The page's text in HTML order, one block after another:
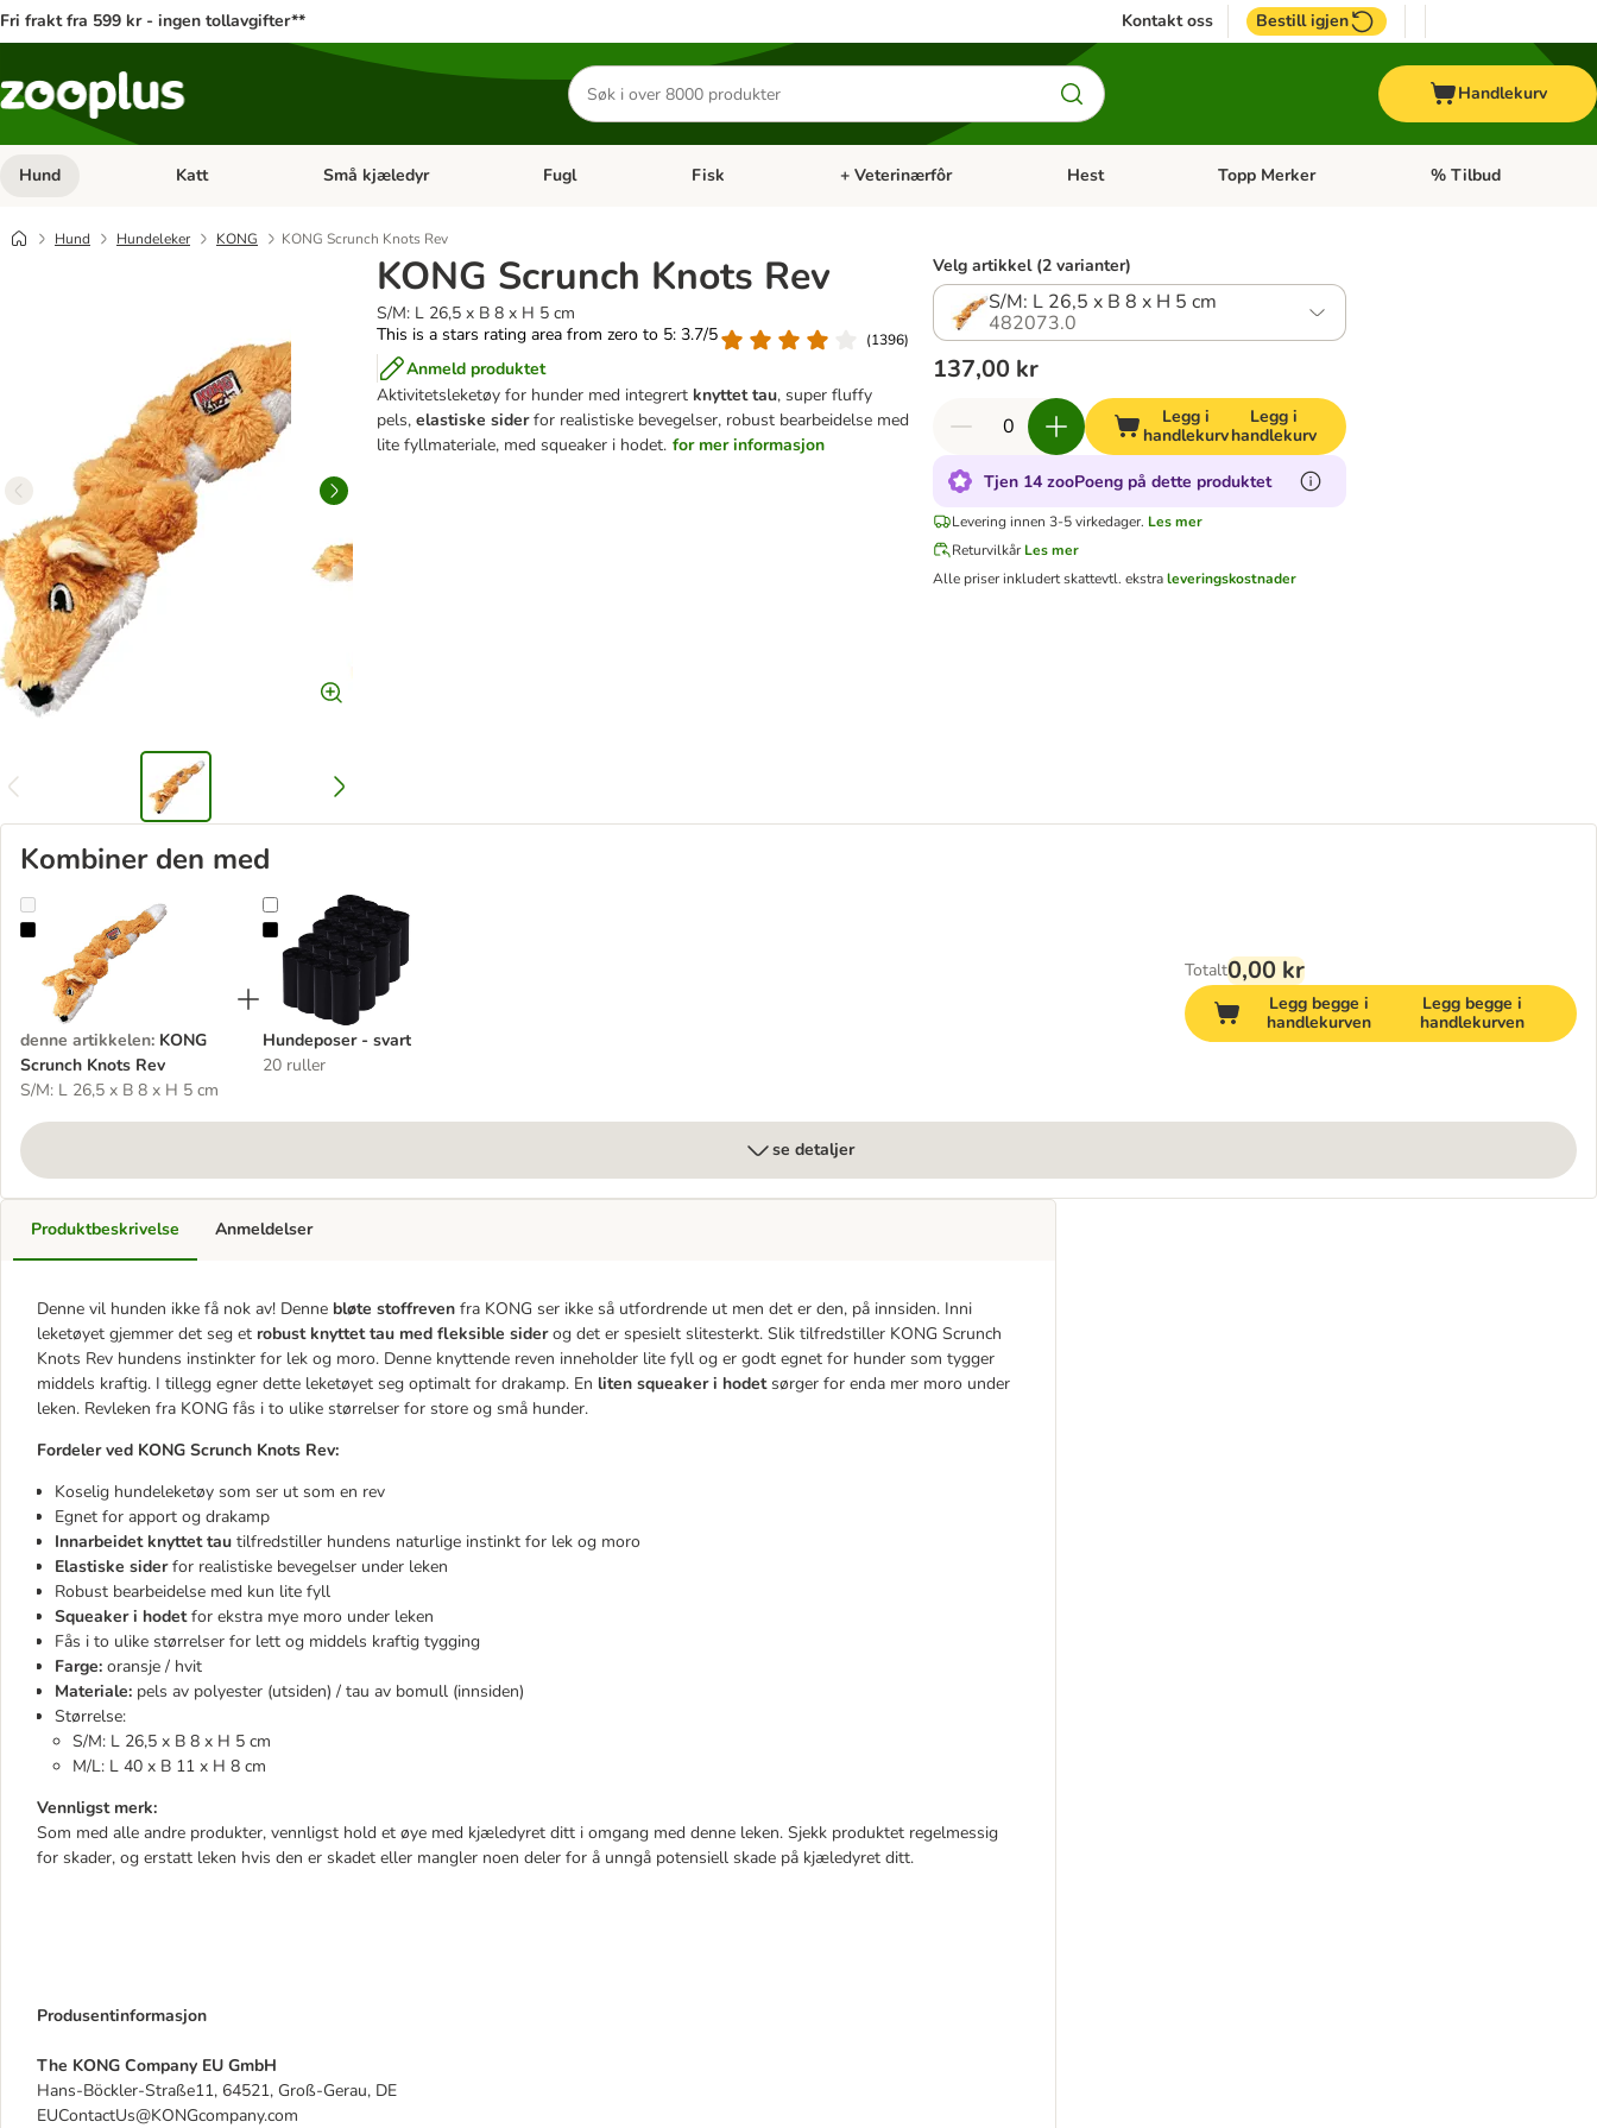
Fri frakt fra 599 kr - ingen tollavgifter** Kontakt oss Bestill igjen
Søk
etter
produkter
Handlekurv
Hund Åpne kategorimeny: Hund
Katt Åpne kategorimeny: Katt
Små kjæledyr Åpne kategorimeny: Små kjæledyr
Fugl Åpne kategorimeny: Fugl
Fisk Åpne kategorimeny: Fisk
+ Veterinærfôr Åpne kategorimeny: + Veterinærfôr
Hest Åpne kategorimeny: Hest
Topp Merker Åpne kategorimeny:
% Tilbud
Hund Hundeleker KONG KONG Scrunch Knots Rev
KONG Scrunch Knots Rev
S/M: L 26,5 x B 8 x H 5 cm
This is a stars rating area from zero to 5: 3.7/5
(1396)
Anmeld produktet
Aktivitetsleketøy for hunder med integrert knyttet tau, super fluffy
pels, elastiske siderfor realistiske bevegelser, robust bearbeidelse med
lite fyllmateriale, med squeaker i hodet. for mer informasjon
Velg artikkel (2 varianter)
S/M: L 26,5 x B 8 x H 5 cm
482073.0
137,00 kr
Legg i
handlekurv
Legg i
handlekurv
Tjen 14 zooPoeng på dette produktet
Levering innen 3-5 virkedager. Les mer
Returvilkår Les mer
Alle priser inkludert skattevtl. ekstraleveringskostnader
Kombiner den med
KONG Scrunch Knots Rev
denne artikkelen: KONG
Scrunch Knots Rev
S/M: L 26,5 x B 8 x H 5 cm
Hundeposer - svart
Hundeposer - svart
20 ruller
Totalt0,00 kr
Legg begge i
handlekurven
Legg begge i
handlekurven
se detaljer
Produktbeskrivelse
Denne vil hunden ikke få nok av! Denne bløte stoffreven fra KONG ser ikke så utfordrende ut men det er den, på innsiden. Inni
leketøyet gjemmer det seg et robust knyttet tau med fleksible siderog det er spesielt slitesterkt. Slik tilfredstiller KONG Scrunch
Knots Rev hundens instinkter for lek og moro. Denne knyttende reven inneholder lite fyll og er godt egnet for hunder som tygger
middels kraftig. I tillegg egner dette leketøyet seg optimalt for drakamp. En liten squeaker i hodetsørger for enda mer moro under
leken. Revleken fra KONG fås i to ulike størrelser for store og små hunder.
Fordeler ved KONG Scrunch Knots Rev:
Koselig hundeleketøy som ser ut som en rev
Egnet for apport og drakamp
Innarbeidet knyttet tau tilfredstiller hundens naturlige instinkt for lek og moro
Elastiske siderfor realistiske bevegelser under leken
Robust bearbeidelse med kun lite fyll
Squeaker i hodetfor ekstra mye moro under leken
Fås i to ulike størrelser for lett og middels kraftig tygging
Farge: oransje / hvit
Materiale: pels av polyester (utsiden) / tau av bomull (innsiden)
Størrelse:
S/M: L 26,5 x B 8 x H 5 cm
M/L: L 40 x B 11 x H 8 cm
Vennligst merk:
Som med alle andre produkter, vennligst hold et øye med kjæledyret ditt i omgang med denne leken. Sjekk produktet regelmessig
for skader, og erstatt leken hvis den er skadet eller mangler noen deler for å unngå potensiell skade på kjæledyret ditt.
Produsentinformasjon
The KONG Company EU GmbH
Hans-Böckler-Straße11, 64521, Groß-Gerau, DE
EUContactUs@KONGcompany.com
Anmeldelser